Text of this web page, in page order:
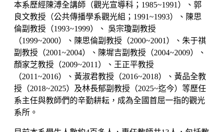
本系歷經陳溥全講師（觀光宣導科；1985~1991）、郭
良文教授（公共傳播學系觀光組；1991~1993）、陳思
倫副教授（1993~1999）、 吳宗瓊副教授
（1999~2000）、陳思倫副教授（2000~2001）、朱于祺
副教授（2001~2004）、陳墀吉副教授（2004~2009）、
顏家芝教授（2009~2011）、王正平教授
（2011~2016）、黃淑君教授（2016~2018）、黃品全教
授（2018~2025）及林長郁副教授（2025~迄今）等歷任
系主任與教師們的辛勤耕耘，成為全國首屈一指的觀光
系所。